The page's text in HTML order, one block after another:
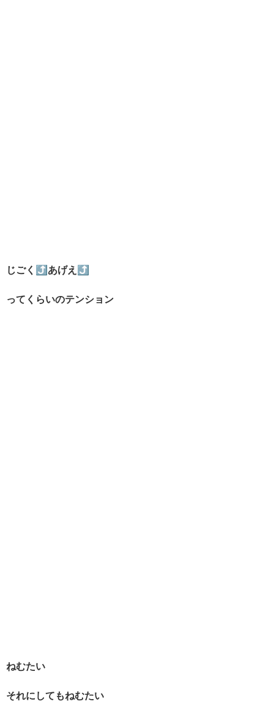
じごく⤴︎あげえ⤴︎
ってくらいのテンション
ねむたい
それにしてもねむたい